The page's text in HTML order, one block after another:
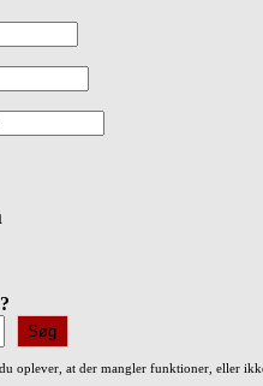
Søg
oplever, at der mangler funktioner, eller